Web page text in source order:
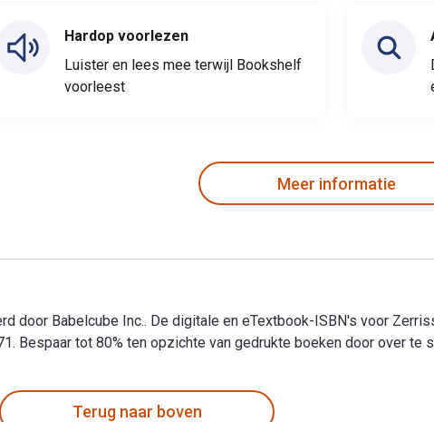
Hardop voorlezen
Luister en lees mee terwijl Bookshelf
voorleest
Meer informatie
door Babelcube Inc.. De digitale en eTextbook-ISBN's voor
Bespaar tot 80% ten opzichte van gedrukte boeken door over te
Terug naar boven